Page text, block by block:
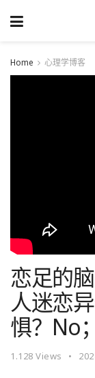
Home 心理学博客
恋足的
人迷恋
惧？No
1.128 Views